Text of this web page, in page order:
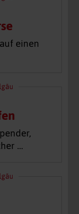
einen
…